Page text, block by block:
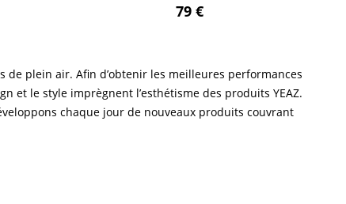
79 €
plein air. Afin d’obtenir les meilleures performances
et le style imprègnent l’esthétisme des produits YEAZ.
chaque jour de nouveaux produits couvrant